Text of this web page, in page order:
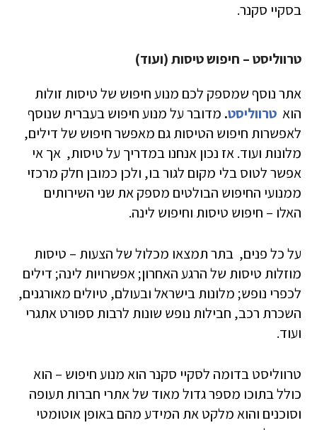
בסקיי סקנר.
טרווליסט – חיפוש טיסות (ועוד)
אתר נוסף שמספק לכם מנוע חיפוש של טיסות זולות
הוא טרווליסט. מדובר על מנוע חיפוש בעברית שנוסף
לאפשרות חיפוש הטיסות גם מאפשר חיפוש של דילים,
מלונות ועוד. אז נכון אנחנו במדריך על טיסות, אך אי
אפשר לטוס בלי מקום לגור בו, ולכן כמובן חלק מרכזי
ממנועי החיפוש הבולטים מספק את שני השירותים
האלו – חיפוש טיסות וחיפוש לינה.
על כל פנים, בתר תמצאו מכלול של הצעות – טיסות
מוזלות טיסות של הרגע האחרון; אפשרויות לינה; דילים
לכפרי נופש; מלונות בישראל ובעולם, טיולים מאורגנים,
השכרת רכב, חבילות נופש שונות לרבות ספורט אתגרי
ועוד.
טרווליסט בדומה לסקיי סקנר הוא מנוע חיפוש – הוא
כולל בתוכו מספר גדול מאוד של אתרי חברות תעופה
וסוכנים והוא מלקט את המידע מהם באופן אוטומטי